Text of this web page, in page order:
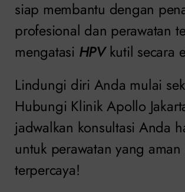
siap membantu dengan
profesional dan perawatan
mengatasi HPVkutil secara
Lindungi diri Anda mulai
Hubungi Klinik Apollo
jadwalkan konsultasi Anda
untuk perawatan yang aman
terpercaya!